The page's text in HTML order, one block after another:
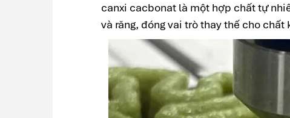
canxi cacbonat là một hợp chất tự
và răng, đóng vai trò thay thế cho chất